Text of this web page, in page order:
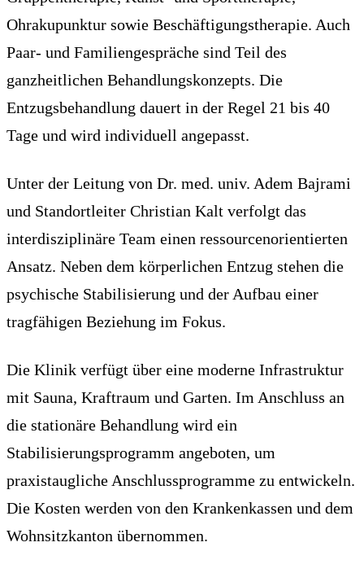
Ohrakupunktur sowie Beschäftigungstherapie. Auch
Paar- und Familiengespräche sind Teil des
ganzheitlichen Behandlungskonzepts. Die
Entzugsbehandlung dauert in der Regel 21 bis 40
Tage und wird individuell angepasst.
Unter der Leitung von Dr. med. univ. Adem Bajrami
und Standortleiter Christian Kalt verfolgt das
interdisziplinäre Team einen ressourcenorientierten
Ansatz. Neben dem körperlichen Entzug stehen die
psychische Stabilisierung und der Aufbau einer
tragfähigen Beziehung im Fokus.
Die Klinik verfügt über eine moderne Infrastruktur
mit Sauna, Kraftraum und Garten. Im Anschluss an
die stationäre Behandlung wird ein
Stabilisierungsprogramm angeboten, um
praxistaugliche Anschlussprogramme zu entwickeln.
Die Kosten werden von den Krankenkassen und dem
Wohnsitzkanton übernommen.